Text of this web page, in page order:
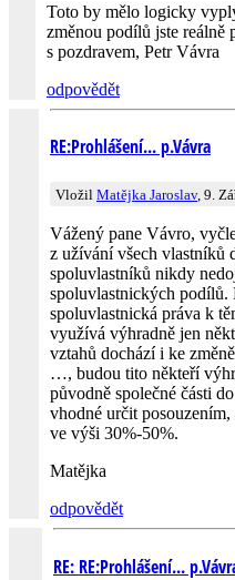
Toto by mělo logicky
změnou podílů jste reálně
s pozdravem, Petr Vávra
odpovědět
RE:Prohlášení... p.Vávra
Vložil Matějka Jaroslav, 9.
Vážený pane Vávro,
z užívání všech vlastníků
spoluvlastníků nikdy
spoluvlastnických podílů.
spoluvlastnická práva k
využívá výhradně jen
vztahů dochází i ke
…, budou tito někteří
původně společné části
vhodné určit
ve výši 30%-50%.
Matějka
odpovědět
RE: RE:Prohlášení...